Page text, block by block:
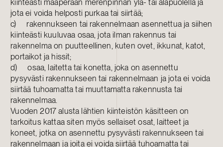
kiinteästi maaperään merenpinnan ylä- tai alapuolella ja
jota ei voida helposti purkaa tai siirtää;
c) rakennukseen tai rakennelmaan asennettua ja siihen
kiinteästi kuuluvaa osaa, jota ilman rakennus tai
rakennelma on puutteellinen, kuten ovet, ikkunat, katot,
portaikot ja hissit;
d) osaa, laitetta tai konetta, joka on asennettu
pysyvästi rakennukseen tai rakennelmaan ja jota ei voida
siirtää tuhoamatta tai muuttamatta rakennusta tai
rakennelmaa.
Vuoden 2017 alusta lähtien kiinteistön käsitteen on
tarkoitus kattaa siten myös sellaiset osat, laitteet ja
koneet, jotka on asennettu pysyvästi rakennukseen tai
rakennelmaan ja joita ei voida siirtää tuhoamatta tai